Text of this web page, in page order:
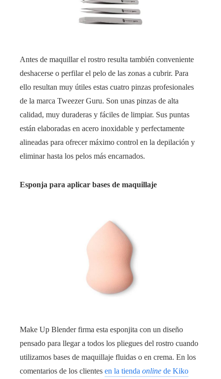
Antes de maquillar el rostro resulta también conveniente
deshacerse o perfilar el pelo de las zonas a cubrir. Para
ello resultan muy útiles estas cuatro pinzas profesionales
de la marca Tweezer Guru. Son unas pinzas de alta
calidad, muy duraderas y fáciles de limpiar. Sus puntas
están elaboradas en acero inoxidable y perfectamente
alineadas para ofrecer máximo control en la depilación y
eliminar hasta los pelos más encarnados.
Esponja para aplicar bases de maquillaje
Make Up Blender firma esta esponjita con un diseño
pensado para llegar a todos los pliegues del rostro cuando
utilizamos bases de maquillaje fluidas o en crema. En los
comentarios de los clientes en la tienda online de Kiko